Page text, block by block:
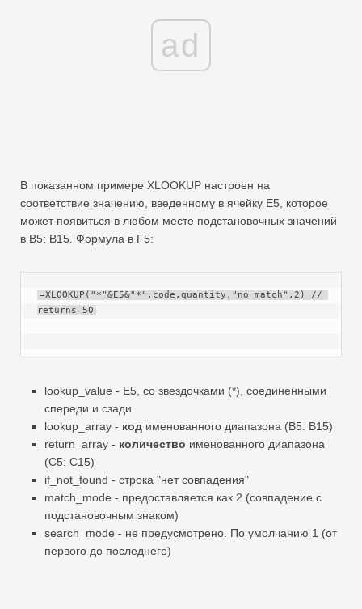
ad
В показанном примере XLOOKUP настроен на
соответствие значению, введенному в ячейку E5, которое
может появиться в любом месте подстановочных значений
в B5: B15. Формула в F5:
=XLOOKUP("*"&E5&"*",code,quantity,"no match",2) //
returns 50
lookup_value - E5, со звездочками (*), соединенными
спереди и сзади
lookup_array - код именованного диапазона (B5: B15)
return_array - количество именованного диапазона
(C5: C15)
if_not_found - строка "нет совпадения"
match_mode - предоставляется как 2 (совпадение с
подстановочным знаком)
search_mode - не предусмотрено. По умолчанию 1 (от
первого до последнего)